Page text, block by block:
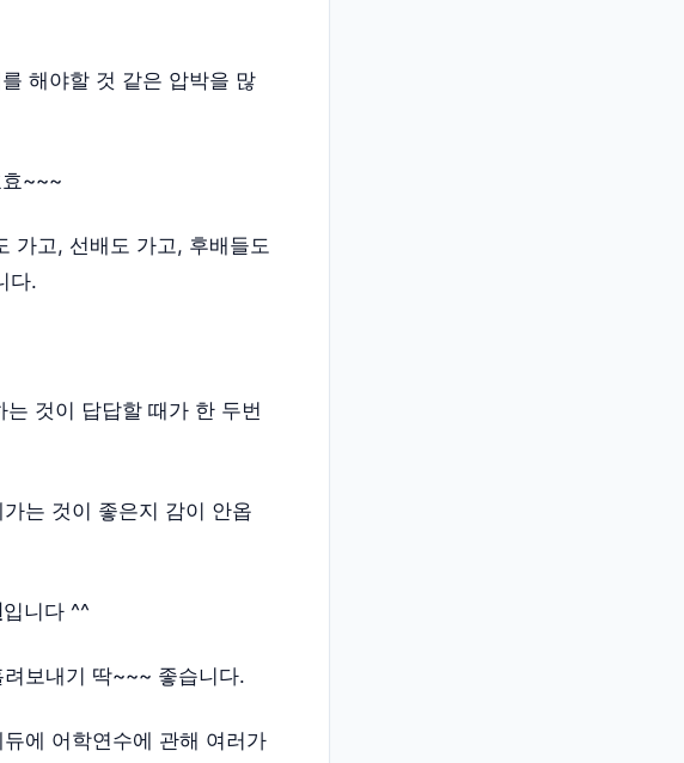
해야할 것 같은 압박을 많
~~~
가고, 선배도 가고, 후배들도
다.
것이 답답할 때가 한 두번
는 것이 좋은지 감이 안옵
입니다 ^^
보내기 딱~~~ 좋습니다.
에 어학연수에 관해 여러가